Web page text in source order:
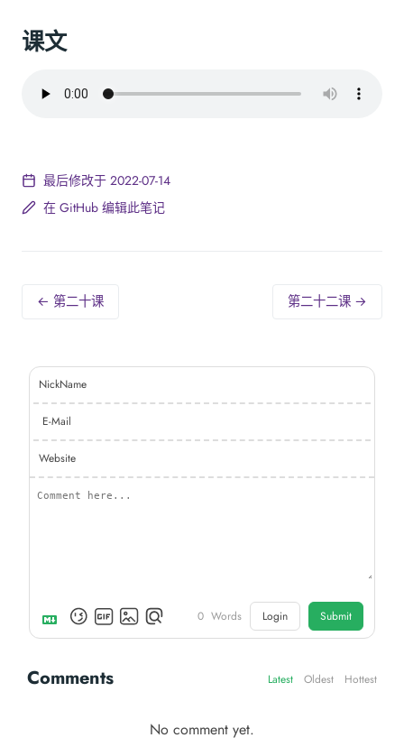
课文
最后修改于 2022-07-14
在 GitHub 编辑此笔记
← 第二十课 第二十二课 →
NickName
E-Mail
Website
0 Words Login Submit
Comments Latest Oldest Hottest
No comment yet.